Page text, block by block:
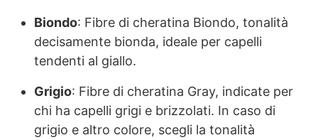
Biondo: Fibre di cheratina Biondo, tonalità
decisamente bionda, ideale per capelli
tendenti al giallo.
Grigio: Fibre di cheratina Gray, indicate per
chi ha capelli grigi e brizzolati. In caso di
grigio e altro colore, scegli la tonalità